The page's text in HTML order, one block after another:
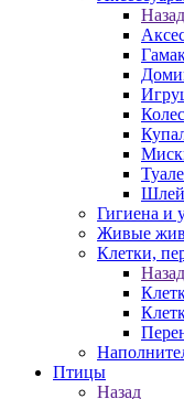
Назад
Гигиена и
Живые
Клетки,
Назад
Птицы
Назад